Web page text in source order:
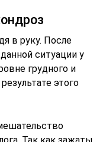
в руку. После
ситуации у
грудного и
этого